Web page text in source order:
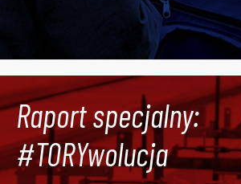
Raport specjalny:
#TORYwolucja